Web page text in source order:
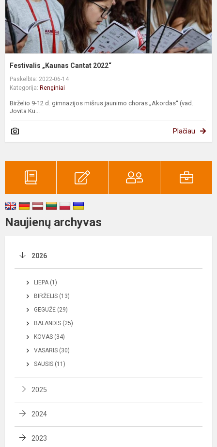
Festivalis „Kaunas Cantat 2022“
Paskelbta: 2022-06-14
Kategorija: Renginiai
Birželio 9-12 d. gimnazijos mišrus jaunimo choras „Akordas“ (vad.
Jovita Ku...
Plačiau
Naujienų archyvas
2026
LIEPA (1)
BIRŽELIS (13)
GEGUŽĖ (29)
BALANDIS (25)
KOVAS (34)
VASARIS (30)
SAUSIS (11)
2025
2024
2023